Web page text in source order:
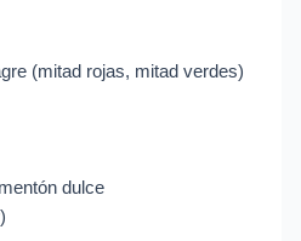
(mitad rojas, mitad verdes)
dulce